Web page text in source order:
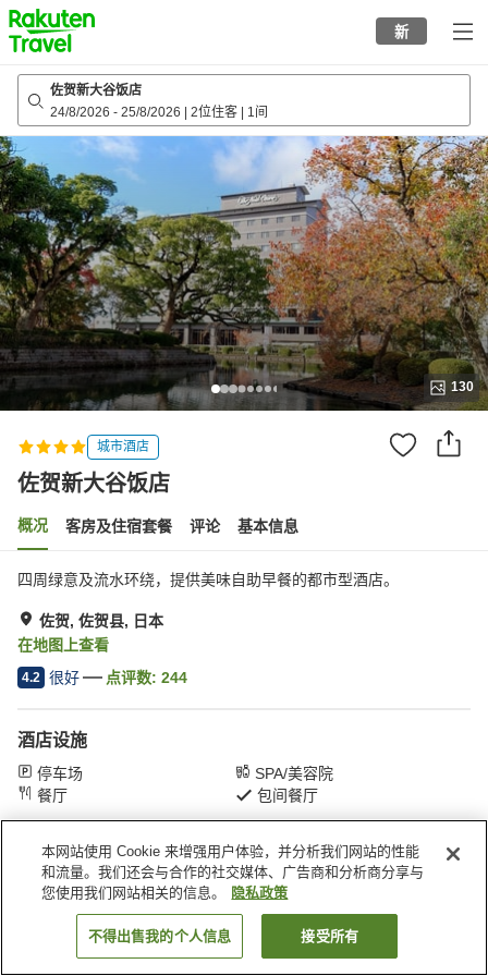
to
top
page
新
佐贺新大谷饭店
24/8/2026 - 25/8/2026 2位住客 1间
130
城市酒店
佐贺新大谷饭店
概况 客房及住宿套餐 评论 基本信息
四周绿意及流水环绕，提供美味自助早餐的都市型酒店。
佐贺, 佐贺县, 日本
在地图上查看
4.2 很好 点评数: 244
酒店设施
停车场
SPA/美容院
餐厅
包间餐厅
首页 日本 佐贺县 佐贺 佐贺新大谷饭店
搜索客房
本网站使用 Cookie 来增强用户体验，并分析我们网站的性能
和流量。我们还会与合作的社交媒体、广告商和分析商分享与
您使用我们网站相关的信息。
隐私政策
不得出售我的个人信息 接受所有